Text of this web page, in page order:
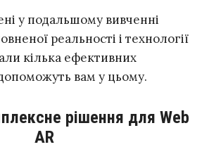
у подальшому вивченні
реальності і технології
кілька ефективних
вам у цьому.
рішення для Web
AR